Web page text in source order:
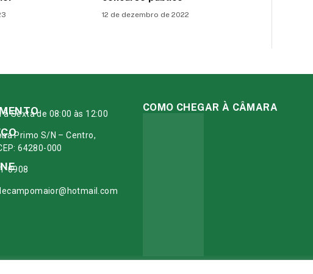
12 de dezembro de 2022
à Sexta de 08:00 às 12:00
Primo S/N – Centro,
64280-000
0908
COMO CHEGAR À CÂMARA